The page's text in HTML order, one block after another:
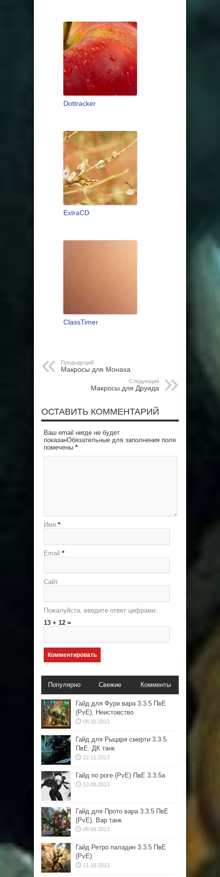
Dottracker
ExtraCD
ClassTimer
Предыдущий
Макросы для Монаха
Следующий
Макросы для Друида
ОСТАВИТЬ КОММЕНТАРИЙ
Ваш email нигде не будет
показанОбязательные для заполнения поля
помечены *
Имя *
Email *
Сайт
Пожалуйста, введите ответ цифрами:
13 + 12 =
Популярно Свежие Комменты
Гайд для Фури вара 3.3.5 ПвЕ
(PvE). Неистовство
08.10.2013
Гайд для Рыцаря смерти 3.3.5
ПвЕ. ДК танк
22.11.2013
Гайд по роге (PvE) ПвЕ 3.3.5а
13.08.2013
Гайд для Прото вара 3.3.5 ПвЕ
(PvE). Вар танк
08.09.2013
Гайд Ретро паладин 3.3.5 ПвЕ
(PvE)
11.10.2013